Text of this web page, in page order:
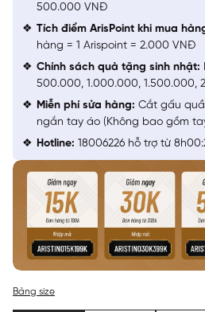
Bảng size
500.000 VNĐ
Tích điểm ArisPoint khi mua
hàng = 1 Arispoint = 2.000 VNĐ
Chính sách quà tặng sinh nhật:
500.000, 1.000.000, 1.500.000,
Miễn phí sửa hàng: Cắt gấu
ngắn tay áo (Không bao gồm
Hotline: 18006226 hỗ trợ từ